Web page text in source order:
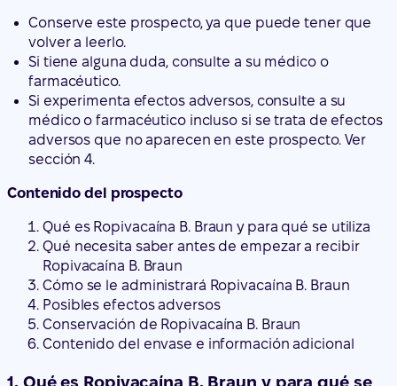
médico o farmacéutico incluso si se trata de efectos
adversos que no aparecen en este prospecto. Ver
sección 4.
Contenido del prospecto
Qué es Ropivacaína B. Braun y para qué se utiliza
Qué necesita saber antes de empezar a recibir
Ropivacaína B. Braun
Cómo se le administrará Ropivacaína B. Braun
Posibles efectos adversos
Conservación de Ropivacaína B. Braun
Contenido del envase e información adicional
1. Qué es Ropivacaína B. Braun y para qué se
utiliza
El principio activo es hidrocloruro de ropivacaína.
Ropivacaína B. Braun pertenece a un grupo de